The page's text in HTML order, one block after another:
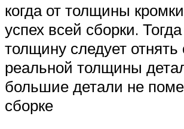
когда от толщины
успех всей сборки. Тогда
толщину следует отнять
реальной толщины
большие детали не
сборке